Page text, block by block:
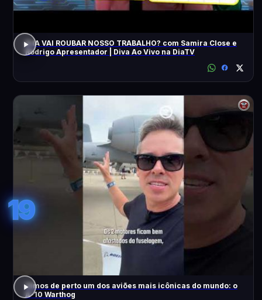
A IA VAI ROUBAR NOSSO TRABALHO? com Samira Close e
Rodrigo Apresentador | Diva Ao Vivo na DiaTV
19
Vimos de perto um dos aviões mais icônicas do mundo: o
A-10 Warthog